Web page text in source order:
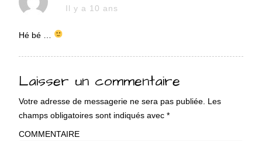
Il y a 10 ans
Hé bé …
Laisser un commentaire
Votre adresse de messagerie ne sera pas publiée. Les
champs obligatoires sont indiqués avec *
COMMENTAIRE